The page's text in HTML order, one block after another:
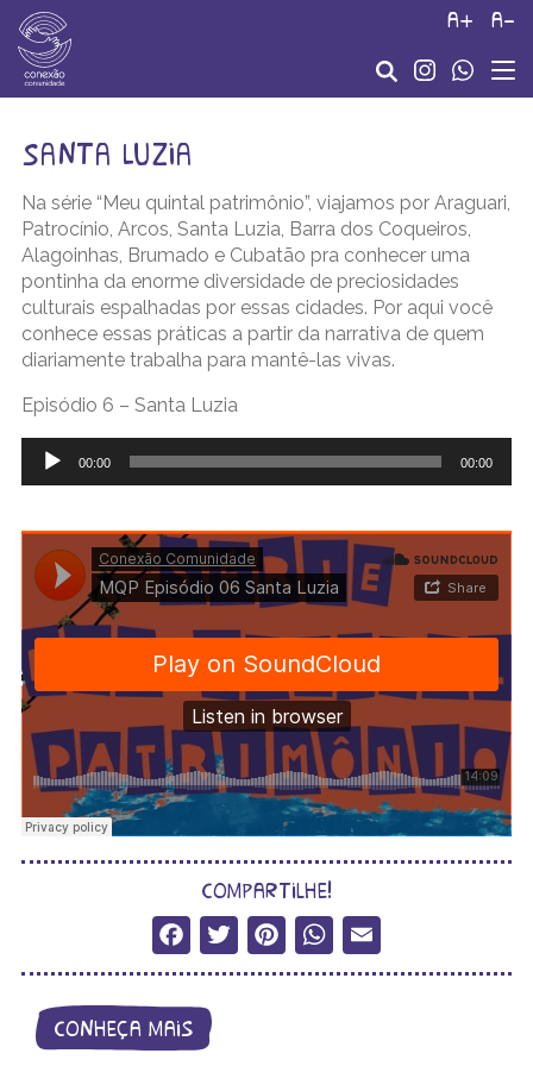
a+ a-
santa luzia
Na série “Meu quintal patrimônio”, viajamos por Araguari,
Patrocínio, Arcos, Santa Luzia, Barra dos Coqueiros,
Alagoinhas, Brumado e Cubatão pra conhecer uma
pontinha da enorme diversidade de preciosidades
culturais espalhadas por essas cidades. Por aqui você
conhece essas práticas a partir da narrativa de quem
diariamente trabalha para mantê-las vivas.
Episódio 6 – Santa Luzia
Tocador
áudio
00:00 00:00
compartilhe!
Facebook
Twitter
Pinterest
WhatsApp
conheça mais